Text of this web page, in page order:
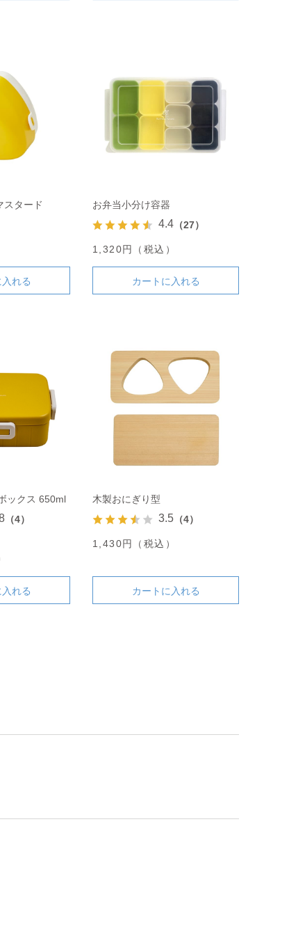
スタード
れる
お弁当小分け容器
4.4 （27）
1,320円（税込）
カートに入れる
ックス 650ml
（4）
れる
木製おにぎり型
3.5 （4）
1,430円（税込）
カートに入れる